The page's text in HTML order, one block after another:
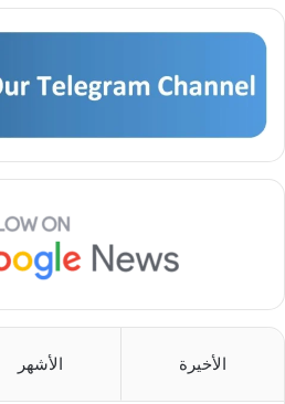
الأخيرة الأشهر